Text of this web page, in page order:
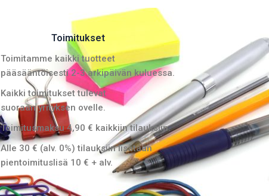
Toimitukset
Toimitamme kaikki tuotteet
pääsääntöisesti 2-3 arkipäivän kuluessa.
Kaikki toimitukset tulevat
suoraan yrityksen ovelle.
Toimitusmaksu 4,90 € kaikkiin tilauksiin.
Alle 30 € (alv. 0%) tilauksiin lisätään
pientoimituslisä 10 € + alv.